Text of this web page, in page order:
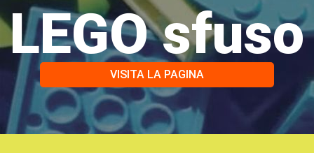
LEGO sfuso
VISITA LA PAGINA